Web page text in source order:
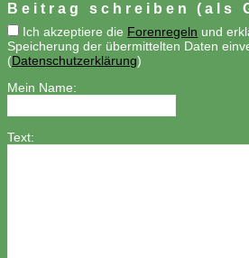
Beitrag schreiben (als
Ich akzeptiere die Forenregeln und
Speicherung der übermittelten Daten
(Datenschutzerklärung)
Mein Name:
Text: